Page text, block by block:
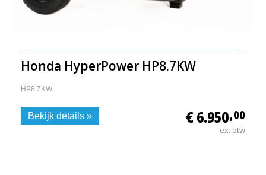
Honda HyperPower HP8.7KW
HP8.7KW
€ 6.950,00
ex. btw
Bekijk details »